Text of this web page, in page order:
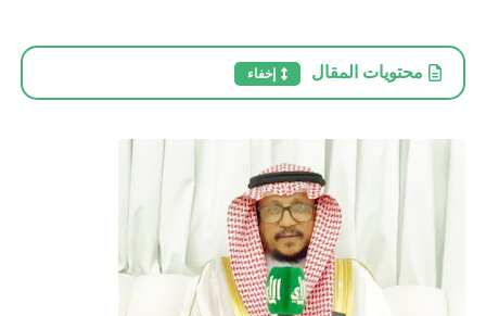
محتويات المقال إخفاء